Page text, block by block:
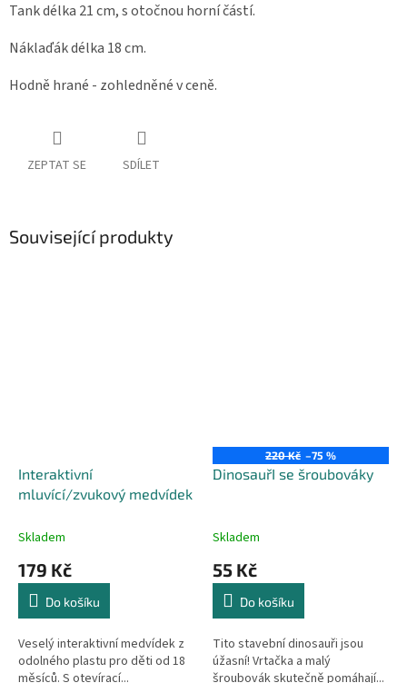
Tank délka 21 cm, s otočnou horní částí.
Náklaďák délka 18 cm.
Hodně hrané - zohledněné v ceně.
ZEPTAT SE SDÍLET
Související produkty
Interaktivní
mluvící/zvukový medvídek
Skladem
179 Kč
Do košíku
Veselý interaktivní medvídek z
odolného plastu pro děti od 18
měsíců. S otevírací...
220 Kč –75 %
DinosauřI se šroubováky
Skladem
55 Kč
Do košíku
Tito stavební dinosauři jsou
úžasní! Vrtačka a malý
šroubovák skutečně pomáhají...